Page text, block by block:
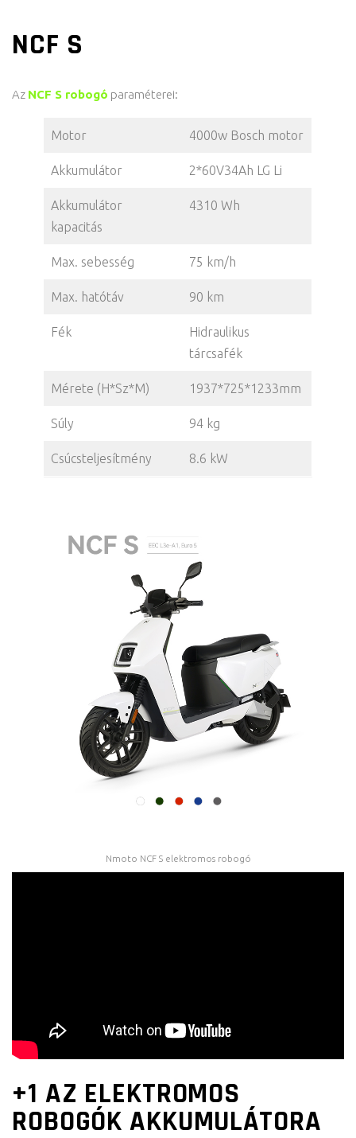
NCF S
Az NCF S robogó paraméterei:
Motor 4000w Bosch motor
Akkumulátor 2*60V34Ah LG Li
Akkumulátor
kapacitás
4310 Wh
Max. sebesség 75 km/h
Max. hatótáv 90 km
Fék
Hidraulikus
tárcsafék
Mérete (H*Sz*M) 1937*725*1233mm
Súly 94 kg
Csúcsteljesítmény 8.6 kW
Nmoto NCF S elektromos robogó
+1 AZ ELEKTROMOS
ROBOGÓK AKKUMULÁTORA